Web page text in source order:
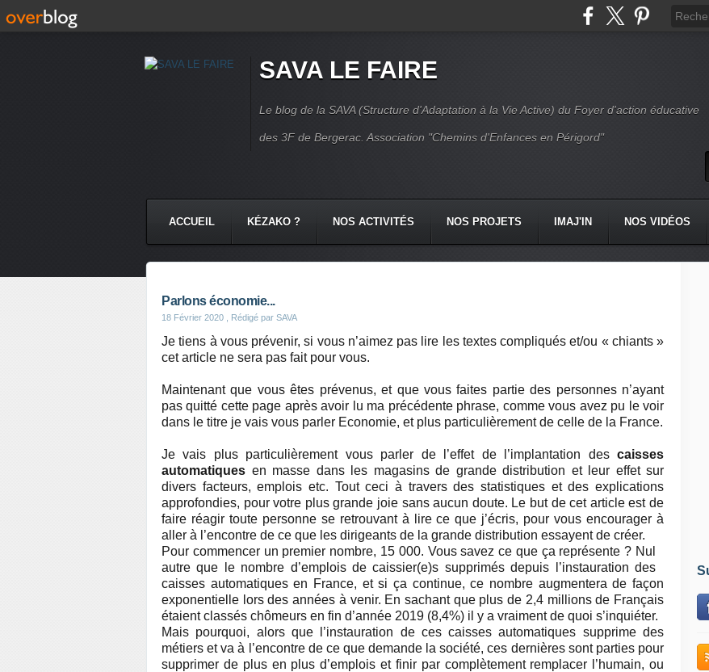
SAVA LE FAIRE
Le blog de la SAVA (Structure d'Adaptation à la Vie Active) du Foyer d'action éducative
des 3F de Bergerac. Association "Chemins d'Enfances en Périgord"
ACCUEIL KÉZAKO ? NOS ACTIVITÉS NOS PROJETS IMAJ'IN NOS VIDÉOS
Parlons économie...
18 Février 2020 , Rédigé par SAVA
Je tiens à vous prévenir, si vous n’aimez pas lire les textes compliqués et/ou « chiants »
cet article ne sera pas fait pour vous.
Maintenant que vous êtes prévenus, et que vous faites partie des personnes n’ayant
pas quitté cette page après avoir lu ma précédente phrase, comme vous avez pu le voir
dans le titre je vais vous parler Economie, et plus particulièrement de celle de la France.
Je vais plus particulièrement vous parler de l’effet de l’implantation des caisses
automatiques en masse dans les magasins de grande distribution et leur effet sur
divers facteurs, emplois etc. Tout ceci à travers des statistiques et des explications
approfondies, pour votre plus grande joie sans aucun doute. Le but de cet article est de
faire réagir toute personne se retrouvant à lire ce que j’écris, pour vous encourager à
aller à l’encontre de ce que les dirigeants de la grande distribution essayent de créer.
Pour commencer un premier nombre, 15 000. Vous savez ce que ça représente ? Nul
autre que le nombre d’emplois de caissier(e)s supprimés depuis l’instauration des
caisses automatiques en France, et si ça continue, ce nombre augmentera de façon
exponentiel le lors des années à venir. En sachant que plus de 2,4 millions de Français
étaient classés chômeurs en fin d’année 2019 (8,4%) il y a vraiment de quoi s’inquiéter.
Mais pourquoi, alors que l’instauration de ces caisses automatiques supprime des
métiers et va à l’encontre de ce que demande la société, ces dernières sont parties pour
supprimer de plus en plus d’emplois et finir par complètement remplacer l’humain, ou